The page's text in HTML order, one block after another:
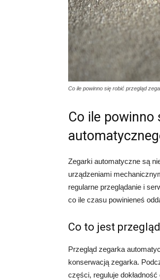
Co ile powinno się robić przegląd
Co ile powinno
Zegarki automatyczne są
urządzeniami
regularne przeglądanie i
co ile czasu powinieneś
Co to jest
Przegląd zegarka
konserwacją zegarka.
części, reguluje